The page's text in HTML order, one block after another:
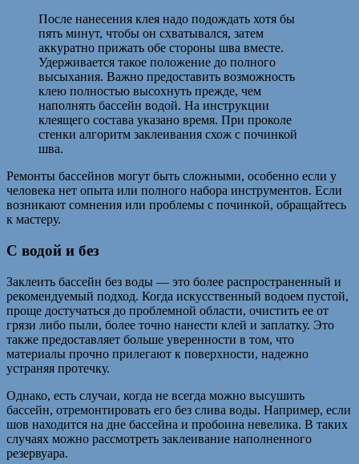
После нанесения клея надо подождать хотя бы
пять минут, чтобы он схватывался, затем
аккуратно прижать обе стороны шва вместе.
Удерживается такое положение до полного
высыхания. Важно предоставить возможность
клею полностью высохнуть прежде, чем
наполнять бассейн водой. На инструкции
клеящего состава указано время. При проколе
стенки алгоритм заклеивания схож с починкой
шва.
Ремонты бассейнов могут быть сложными, особенно если у
человека нет опыта или полного набора инструментов. Если
возникают сомнения или проблемы с починкой, обращайтесь
к мастеру.
С водой и без
Заклеить бассейн без воды — это более распространенный и
рекомендуемый подход. Когда искусственный водоем пустой,
проще достучаться до проблемной области, очистить ее от
грязи либо пыли, более точно нанести клей и заплатку. Это
также предоставляет больше уверенности в том, что
материалы прочно прилегают к поверхности, надежно
устраняя протечку.
Однако, есть случаи, когда не всегда можно высушить
бассейн, отремонтировать его без слива воды. Например, если
шов находится на дне бассейна и пробоина невелика. В таких
случаях можно рассмотреть заклеивание наполненного
резервуара.